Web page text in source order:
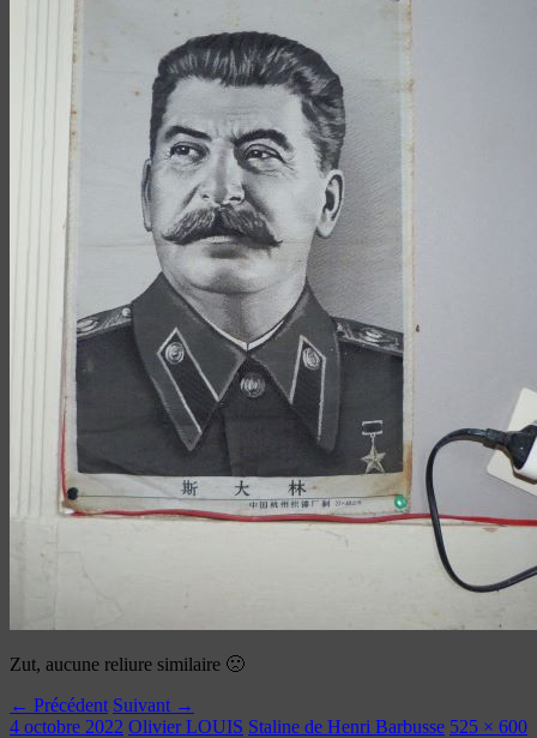
Zut, aucune reliure similaire 🙁
← Précédent Suivant →
4 octobre 2022 Olivier LOUIS Staline de Henri Barbusse 525 × 600